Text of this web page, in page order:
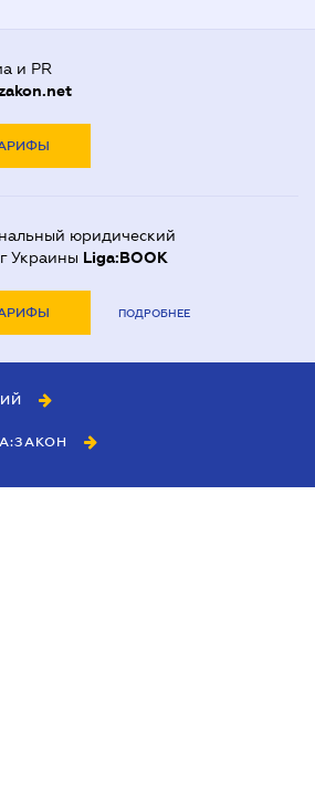
и PR
юридический
Украины Liga:BOOK
ПОДРОБНЕЕ